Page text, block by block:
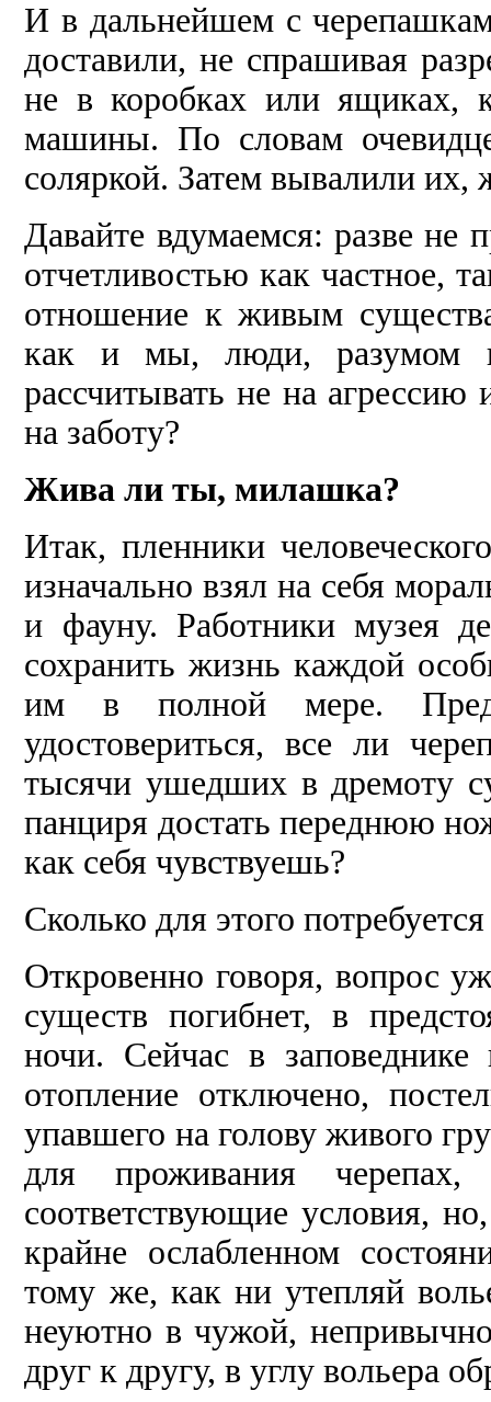
И в дальнейшем с
доставили, не спрашивая
не в коробках или ящиках,
машины. По словам
соляркой. Затем вывалили
Давайте вдумаемся: разве не
отчетливостью как частное,
отношение к живым
как и мы, люди, разумом
рассчитывать не на
на заботу?
Жива ли ты, милашка?
Итак, пленники
изначально взял на себя
и фауну. Работники музея
сохранить жизнь каждой
им в полной мере.
удостовериться, все ли
тысячи ушедших в дремоту
панциря достать переднюю
как себя чувствуешь?
Сколько для этого
Откровенно говоря, вопрос
существ погибнет, в
ночи. Сейчас в
отопление отключено,
упавшего на голову живого
для проживания
соответствующие условия,
крайне ослабленном
тому же, как ни утепляй
неуютно в чужой,
друг к другу, в углу вольера